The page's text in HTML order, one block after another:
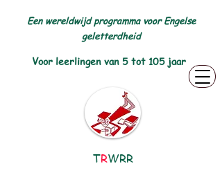
Een wereldwijd programma voor Engelse
geletterdheid
Voor leerlingen van 5 tot 105 jaar
TRWRR